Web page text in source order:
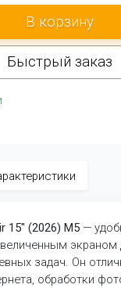
Быстрый заказ
15" (2026) M5—
экраном
задач. Он
обработки